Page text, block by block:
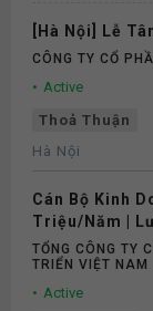
[Hà Nội] Lễ
CÔNG TY CỔ
Active
Thoả Thuận
Hà Nội
Cán Bộ Kinh
Triệu/Năm |
Số
TỔNG CÔNG TY
TRIỂN VIỆT NAM
Active